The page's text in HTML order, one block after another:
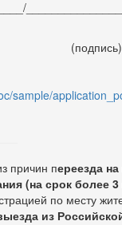
sample/
причин переезда
(на срок более
по месту
из